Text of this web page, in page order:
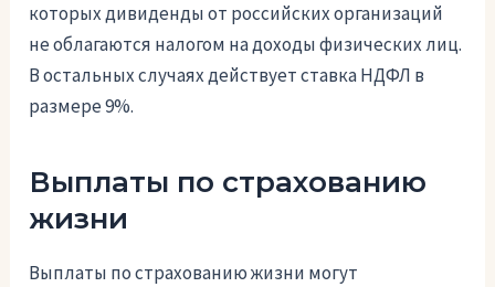
которых дивиденды от российских организаций
не облагаются налогом на доходы физических лиц.
В остальных случаях действует ставка НДФЛ в
размере 9%.
Выплаты по страхованию
жизни
Выплаты по страхованию жизни могут